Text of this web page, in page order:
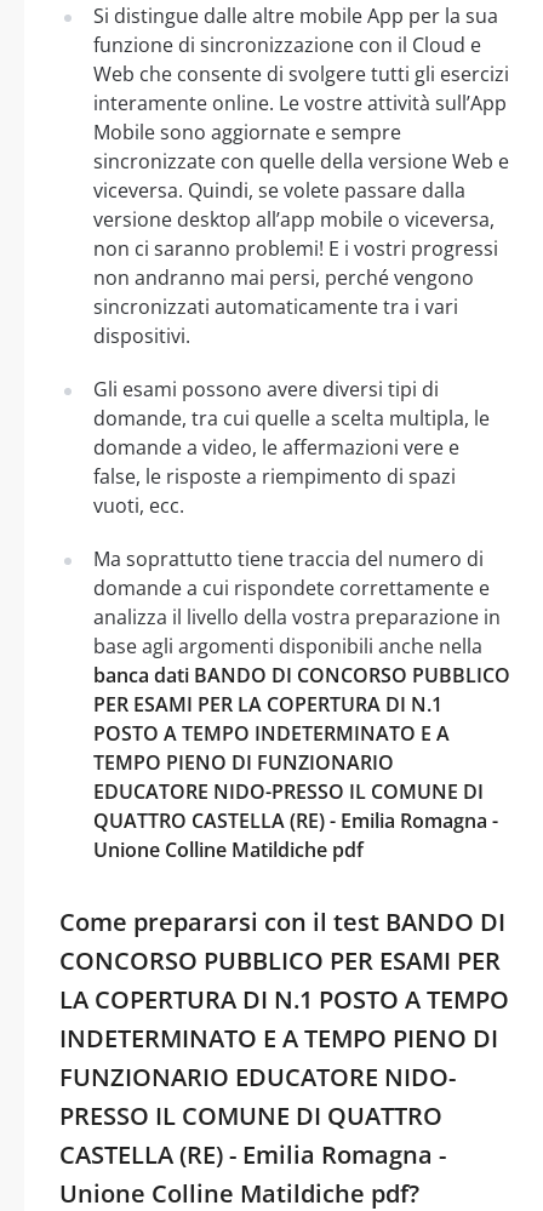
Si distingue dalle altre mobile App per la sua
funzione di sincronizzazione con il Cloud e
Web che consente di svolgere tutti gli esercizi
interamente online. Le vostre attività sull’App
Mobile sono aggiornate e sempre
sincronizzate con quelle della versione Web e
viceversa. Quindi, se volete passare dalla
versione desktop all’app mobile o viceversa,
non ci saranno problemi! E i vostri progressi
non andranno mai persi, perché vengono
sincronizzati automaticamente tra i vari
dispositivi.
Gli esami possono avere diversi tipi di
domande, tra cui quelle a scelta multipla, le
domande a video, le affermazioni vere e
false, le risposte a riempimento di spazi
vuoti, ecc.
Ma soprattutto tiene traccia del numero di
domande a cui rispondete correttamente e
analizza il livello della vostra preparazione in
base agli argomenti disponibili anche nella
banca dati BANDO DI CONCORSO PUBBLICO
PER ESAMI PER LA COPERTURA DI N.1
POSTO A TEMPO INDETERMINATO E A
TEMPO PIENO DI FUNZIONARIO
EDUCATORE NIDO-PRESSO IL COMUNE DI
QUATTRO CASTELLA (RE) - Emilia Romagna -
Unione Colline Matildiche pdf
Come prepararsi con il test BANDO DI
CONCORSO PUBBLICO PER ESAMI PER
LA COPERTURA DI N.1 POSTO A TEMPO
INDETERMINATO E A TEMPO PIENO DI
FUNZIONARIO EDUCATORE NIDO-
PRESSO IL COMUNE DI QUATTRO
CASTELLA (RE) - Emilia Romagna -
Unione Colline Matildiche pdf?